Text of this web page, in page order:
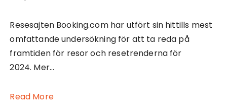
Resesajten Booking.com har utfört sin hittills mest
omfattande undersökning för att ta reda på
framtiden för resor och resetrenderna för
2024. Mer…
Read More